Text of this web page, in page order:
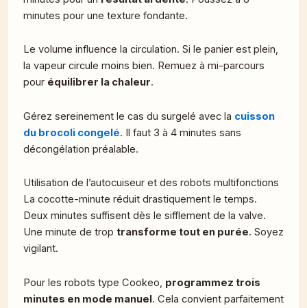
minutes pour une texture fondante.
Le volume influence la circulation. Si le panier est plein,
la vapeur circule moins bien. Remuez à mi-parcours
pour équilibrer la chaleur.
Gérez sereinement le cas du surgelé avec la cuisson
du brocoli congelé. Il faut 3 à 4 minutes sans
décongélation préalable.
Utilisation de l’autocuiseur et des robots multifonctions
La cocotte-minute réduit drastiquement le temps.
Deux minutes suffisent dès le sifflement de la valve.
Une minute de trop transforme tout en purée. Soyez
vigilant.
Pour les robots type Cookeo, programmez trois
minutes en mode manuel. Cela convient parfaitement